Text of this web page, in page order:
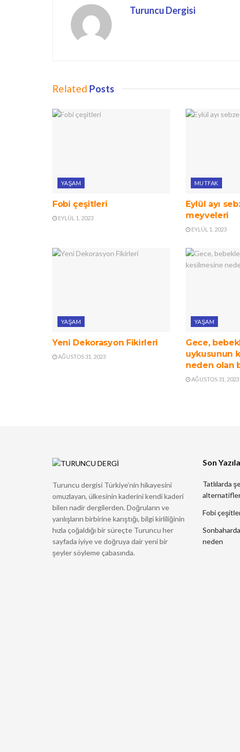
Turuncu Dergisi
Related Posts
YAŞAM
Fobi çeşitleri
EYLÜL 1, 2023
MUTFAK
Eylül ayı
meyveleri
EYLÜL 1, 2023
YAŞAM
Yeni Dekorasyon Fikirleri
AĞUSTOS 31, 2023
YAŞAM
Gece,
uykusunun
neden olan
AĞUSTOS 31, 2023
Turuncu dergisi Türkiye’nin hikayesini
omuzlayan, ülkesinin kaderini kendi kaderi
bilen nadir dergilerden. Doğruların ve
yanlışların birbirine karıştığı, bilgi kirliliğinin
hızla çoğaldığı bir süreçte Turuncu her
sayfada iyiye ve doğruya dair yeni bir
şeyler söyleme çabasında.
Son
Tatlılarda
Fobi
neden